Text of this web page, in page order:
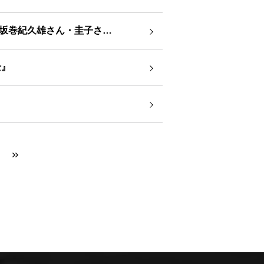
（記事紹介）「難関のビア検合格 夫婦でビールの魅力広める 坂巻紀久雄さん・圭子さん 札幌市清田区＜人トーク＞」（北海道新難関のビア検合格 夫婦でビールの魅力広める 坂巻紀久雄さん・圭子さん 札幌市清田区＜人トーク＞（北海道新聞）